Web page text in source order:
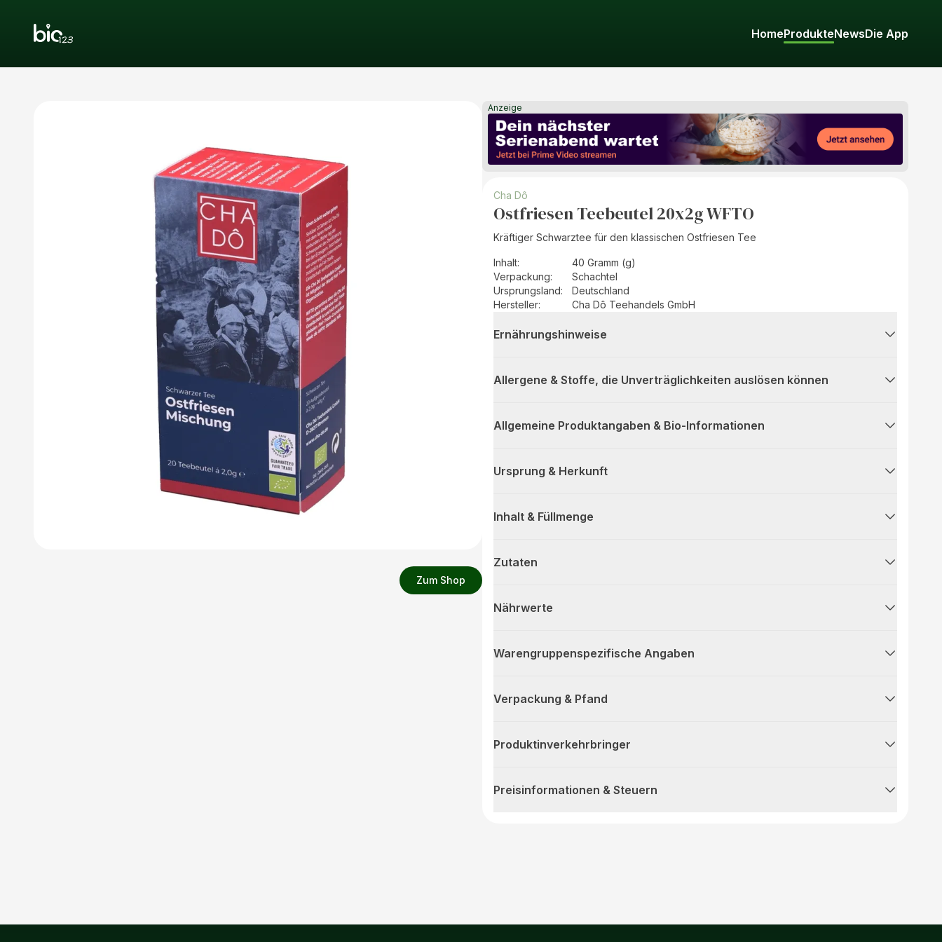
HomeProdukteNewsDie App
Zum Shop
Anzeige
Cha Dô
Ostfriesen Teebeutel 20x2g WFTO
Kräftiger Schwarztee für den klassischen Ostfriesen Tee
Inhalt:
40 Gramm (g)
Verpackung:
Schachtel
Ursprungsland:
Deutschland
Hersteller: Cha Dô Teehandels GmbH
Ernährungshinweise
Allergene & Stoffe, die Unverträglichkeiten auslösen können
Allgemeine Produktangaben & Bio-Informationen
Ursprung & Herkunft
Inhalt & Füllmenge
Zutaten
Nährwerte
Warengruppenspezifische Angaben
Verpackung & Pfand
Produktinverkehrbringer
Preisinformationen & Steuern